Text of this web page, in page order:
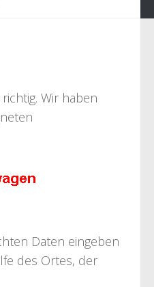
Wir haben
Daten eingeben
des Ortes, der